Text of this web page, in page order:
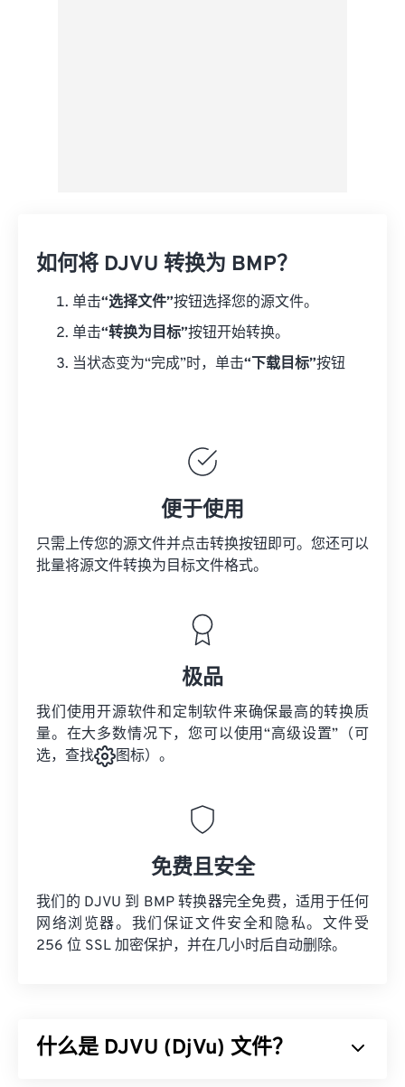
如何将 DJVU 转换为 BMP？
单击“选择文件”按钮选择您的源文件。
单击“转换为目标”按钮开始转换。
当状态变为“完成”时，单击“下载目标”按钮
便于使用
只需上传您的源文件并点击转换按钮即可。您还可以
批量将源文件转换为目标文件格式。
极品
我们使用开源软件和定制软件来确保最高的转换质
量。在大多数情况下，您可以使用“高级设置”（可
选，查找
图标）。
免费且安全
我们的 DJVU 到 BMP 转换器完全免费，适用于任何
网络浏览器。我们保证文件安全和隐私。文件受
256 位 SSL 加密保护，并在几小时后自动删除。
什么是 DJVU (DjVu) 文件？